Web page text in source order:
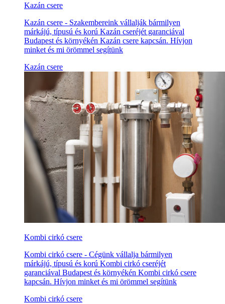
Kazán csere
Kazán csere - Szakembereink vállalják bármilyen
márkájú, típusú és korú Kazán cseréjét garanciával
Budapest és környékén Kazán csere kapcsán. Hívjon
minket és mi örömmel segítünk
Kazán csere
Kombi cirkó csere
Kombi cirkó csere - Cégünk vállalja bármilyen
márkájú, típusú és korú Kombi cirkó cseréjét
garanciával Budapest és környékén Kombi cirkó csere
kapcsán. Hívjon minket és mi örömmel segítünk
Kombi cirkó csere